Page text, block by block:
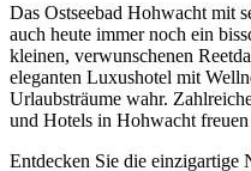
Das Ostseebad Hohwacht mit
auch heute immer noch ein
kleinen, verwunschenen
eleganten Luxushotel mit
Urlaubsträume wahr.
und Hotels in Hohwacht
Entdecken Sie die einzigartige